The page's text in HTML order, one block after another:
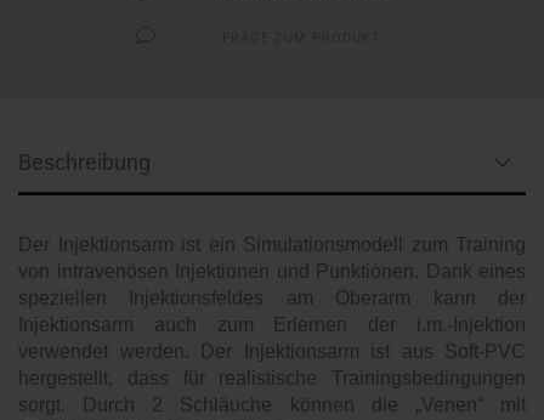
Beschreibung
Der Injektionsarm ist ein Simulationsmodell zum Training
von intravenösen Injektionen und Punktionen. Dank eines
speziellen Injektionsfeldes am Oberarm kann der
Injektionsarm auch zum Erlernen der i.m.-Injektion
verwendet werden. Der Injektionsarm ist aus Soft-PVC
hergestellt, dass für realistische Trainingsbedingungen
sorgt. Durch 2 Schläuche können die „Venen“ mit